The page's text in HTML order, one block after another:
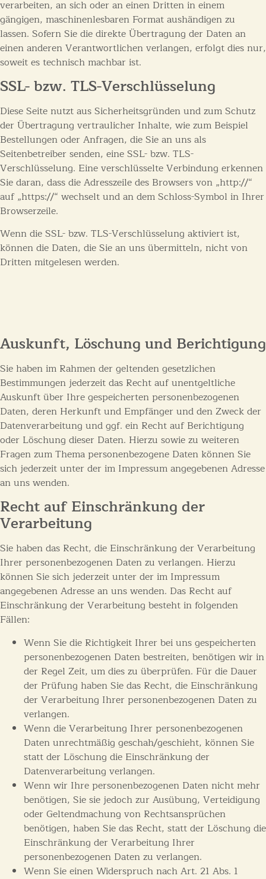
verarbeiten, an sich oder an einen Dritten in einem
gängigen, maschinenlesbaren Format aushändigen zu
lassen. Sofern Sie die direkte Übertragung der Daten an
einen anderen Verantwortlichen verlangen, erfolgt dies nur,
soweit es technisch machbar ist.
SSL- bzw. TLS-Verschlüsselung
Diese Seite nutzt aus Sicherheitsgründen und zum Schutz
der Übertragung vertraulicher Inhalte, wie zum Beispiel
Bestellungen oder Anfragen, die Sie an uns als
Seitenbetreiber senden, eine SSL- bzw. TLS-
Verschlüsselung. Eine verschlüsselte Verbindung erkennen
Sie daran, dass die Adresszeile des Browsers von „http://“
auf „https://“ wechselt und an dem Schloss-Symbol in Ihrer
Browserzeile.
Wenn die SSL- bzw. TLS-Verschlüsselung aktiviert ist,
können die Daten, die Sie an uns übermitteln, nicht von
Dritten mitgelesen werden.
Auskunft, Löschung und Berichtigung
Sie haben im Rahmen der geltenden gesetzlichen
Bestimmungen jederzeit das Recht auf unentgeltliche
Auskunft über Ihre gespeicherten personenbezogenen
Daten, deren Herkunft und Empfänger und den Zweck der
Datenverarbeitung und ggf. ein Recht auf Berichtigung
oder Löschung dieser Daten. Hierzu sowie zu weiteren
Fragen zum Thema personenbezogene Daten können Sie
sich jederzeit unter der im Impressum angegebenen Adresse
an uns wenden.
Recht auf Einschränkung der
Verarbeitung
Sie haben das Recht, die Einschränkung der Verarbeitung
Ihrer personenbezogenen Daten zu verlangen. Hierzu
können Sie sich jederzeit unter der im Impressum
angegebenen Adresse an uns wenden. Das Recht auf
Einschränkung der Verarbeitung besteht in folgenden
Fällen:
Wenn Sie die Richtigkeit Ihrer bei uns gespeicherten
personenbezogenen Daten bestreiten, benötigen wir in
der Regel Zeit, um dies zu überprüfen. Für die Dauer
der Prüfung haben Sie das Recht, die Einschränkung
der Verarbeitung Ihrer personenbezogenen Daten zu
verlangen.
Wenn die Verarbeitung Ihrer personenbezogenen
Daten unrechtmäßig geschah/geschieht, können Sie
statt der Löschung die Einschränkung der
Datenverarbeitung verlangen.
Wenn wir Ihre personenbezogenen Daten nicht mehr
benötigen, Sie sie jedoch zur Ausübung, Verteidigung
oder Geltendmachung von Rechtsansprüchen
benötigen, haben Sie das Recht, statt der Löschung die
Einschränkung der Verarbeitung Ihrer
personenbezogenen Daten zu verlangen.
Wenn Sie einen Widerspruch nach Art. 21 Abs. 1